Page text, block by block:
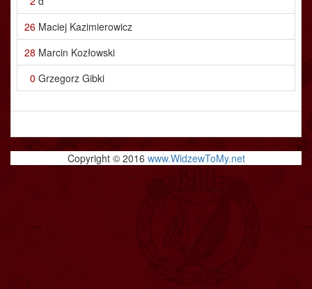
26 Maciej Kazimierowicz
28 Marcin Kozłowski
0 Grzegorz Gibki
Copyright © 2016 www.WidzewToMy.net